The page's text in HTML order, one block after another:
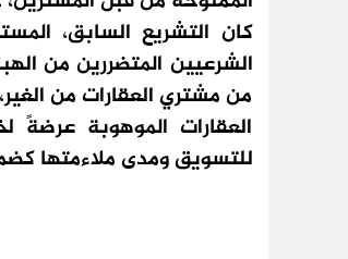
الشرعيين المتضررين من
من مشتري العقارات من
العقارات الموهوبة عرضةً
للتسويق ومدى ملاءمتها